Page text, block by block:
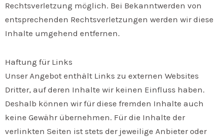
Rechtsverletzung möglich. Bei Bekanntwerden von
entsprechenden Rechtsverletzungen werden wir diese
Inhalte umgehend entfernen.
Haftung für Links
Unser Angebot enthält Links zu externen Websites
Dritter, auf deren Inhalte wir keinen Einfluss haben.
Deshalb können wir für diese fremden Inhalte auch
keine Gewähr übernehmen. Für die Inhalte der
verlinkten Seiten ist stets der jeweilige Anbieter oder